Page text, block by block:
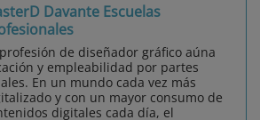
Davante Escuelas
de diseñador gráfico aúna
y empleabilidad por partes
En un mundo cada vez más
y con un mayor consumo de
digitales cada día, el